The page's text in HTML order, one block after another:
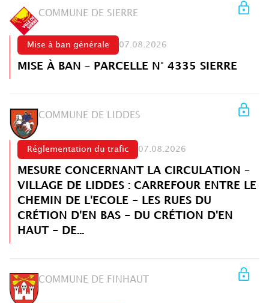
COMMUNE DE SIERRE
Mise à ban générale 07.08.2026
MISE À BAN – PARCELLE N° 4335 SIERRE
COMMUNE DE LIDDES
Réglementation du trafic 07.08.2026
MESURE CONCERNANT LA CIRCULATION –
VILLAGE DE LIDDES : CARREFOUR ENTRE LE
CHEMIN DE L'ECOLE - LES RUES DU
CRÉTION D'EN BAS - DU CRÉTION D'EN
HAUT - DE...
COMMUNE DE FINHAUT